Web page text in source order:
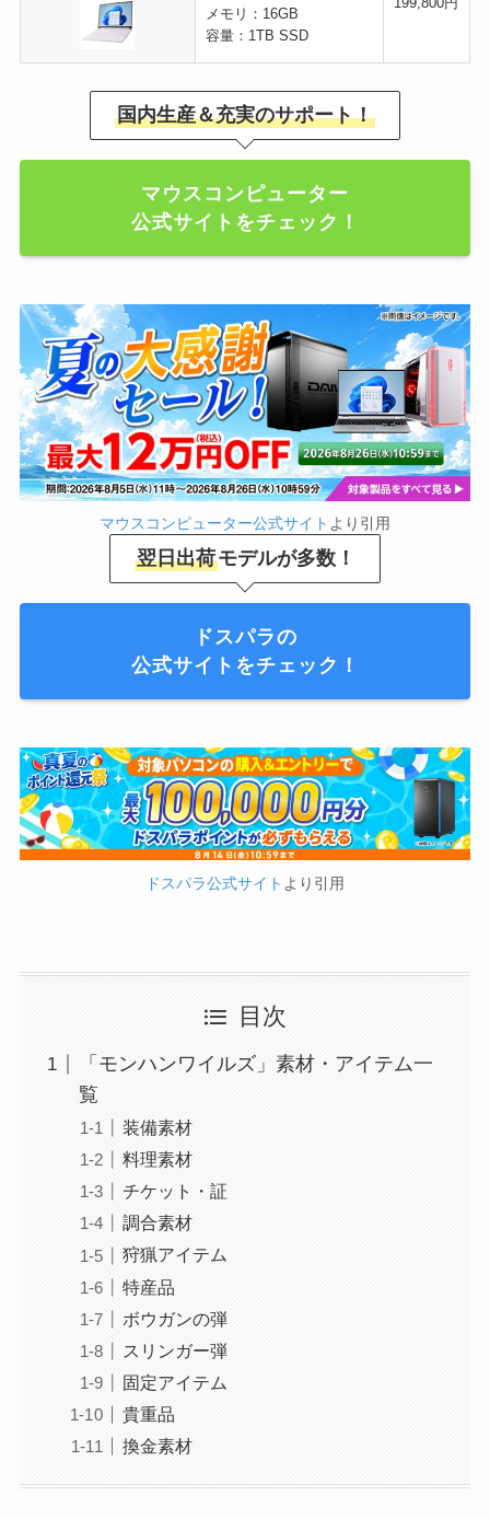
メモリ：16GB
容量：1TB SSD
199,800円
国内生産＆充実のサポート！
マウスコンピューター
公式サイトをチェック！
マウスコンピューター公式サイト より引用
翌日出荷モデルが多数！
ドスパラの
公式サイトをチェック！
ドスパラ公式サイト より引用
目次
「モンハンワイルズ」素材・アイテム一
覧
装備素材
料理素材
チケット・証
調合素材
狩猟アイテム
特産品
ボウガンの弾
スリンガー弾
固定アイテム
貴重品
換金素材